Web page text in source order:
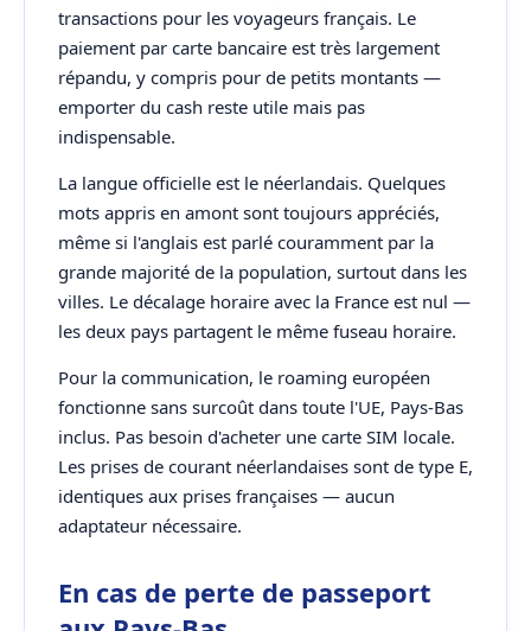
transactions pour les voyageurs français. Le
paiement par carte bancaire est très largement
répandu, y compris pour de petits montants —
emporter du cash reste utile mais pas
indispensable.
La langue officielle est le néerlandais. Quelques
mots appris en amont sont toujours appréciés,
même si l'anglais est parlé couramment par la
grande majorité de la population, surtout dans les
villes. Le décalage horaire avec la France est nul —
les deux pays partagent le même fuseau horaire.
Pour la communication, le roaming européen
fonctionne sans surcoût dans toute l'UE, Pays-Bas
inclus. Pas besoin d'acheter une carte SIM locale.
Les prises de courant néerlandaises sont de type E,
identiques aux prises françaises — aucun
adaptateur nécessaire.
En cas de perte de passeport